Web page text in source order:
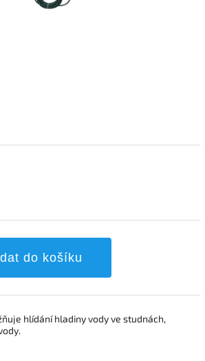
do košíku
hlídání hladiny vody ve studnách,